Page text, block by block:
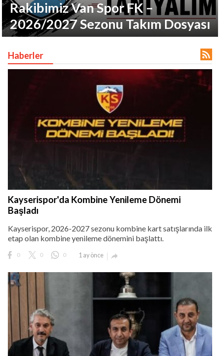
Rakibimiz Van Spor FK –
2026/2027 Sezonu Takım Dosyası
Haberler 
Kayserispor'da Kombine Yenileme Dönemi
Başladı
Kayserispor, 2026-2027 sezonu kombine kart satışlarında ilk
etap olan kombine yenileme dönemini başlattı.
0 0 0 1 ay önce 